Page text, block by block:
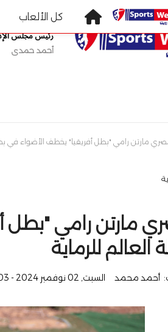
رئيس مجلس
أحمد حمدى
مارتن رامي "بطل أفريقيا" يخطف الأضواء في
مارتن رامي
العالم للرماية
أحمد محمد السبت, 02 نوفمبر 2024 - 03:03 م